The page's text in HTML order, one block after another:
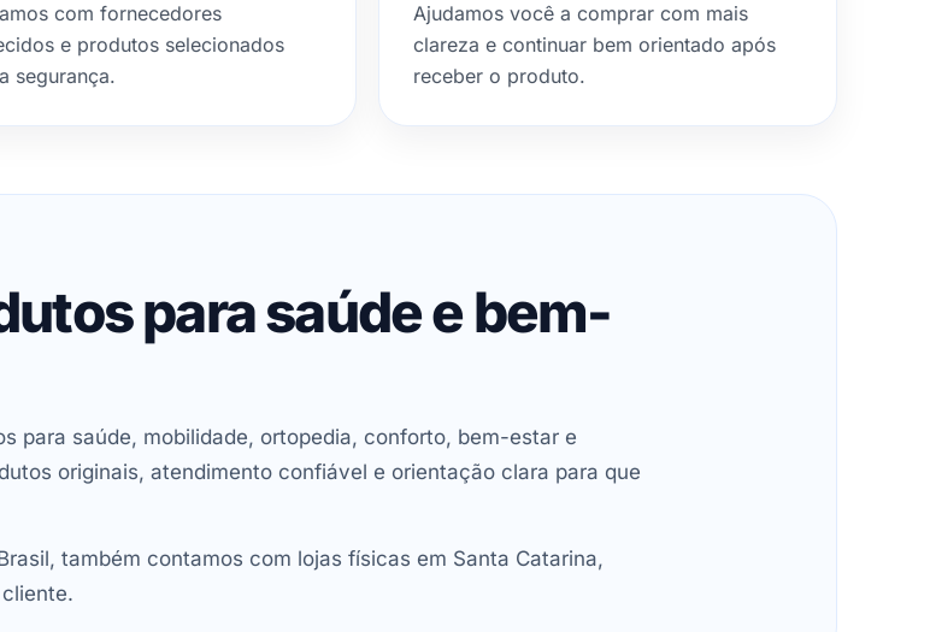
com fornecedores
e produtos selecionados
segurança.
Ajudamos você a comprar com mais
clareza e continuar bem orientado após
receber o produto.
para saúde e bem-
para saúde, mobilidade, ortopedia, conforto, bem-estar e
originais, atendimento confiável e orientação clara para que
também contamos com lojas físicas em Santa Catarina,